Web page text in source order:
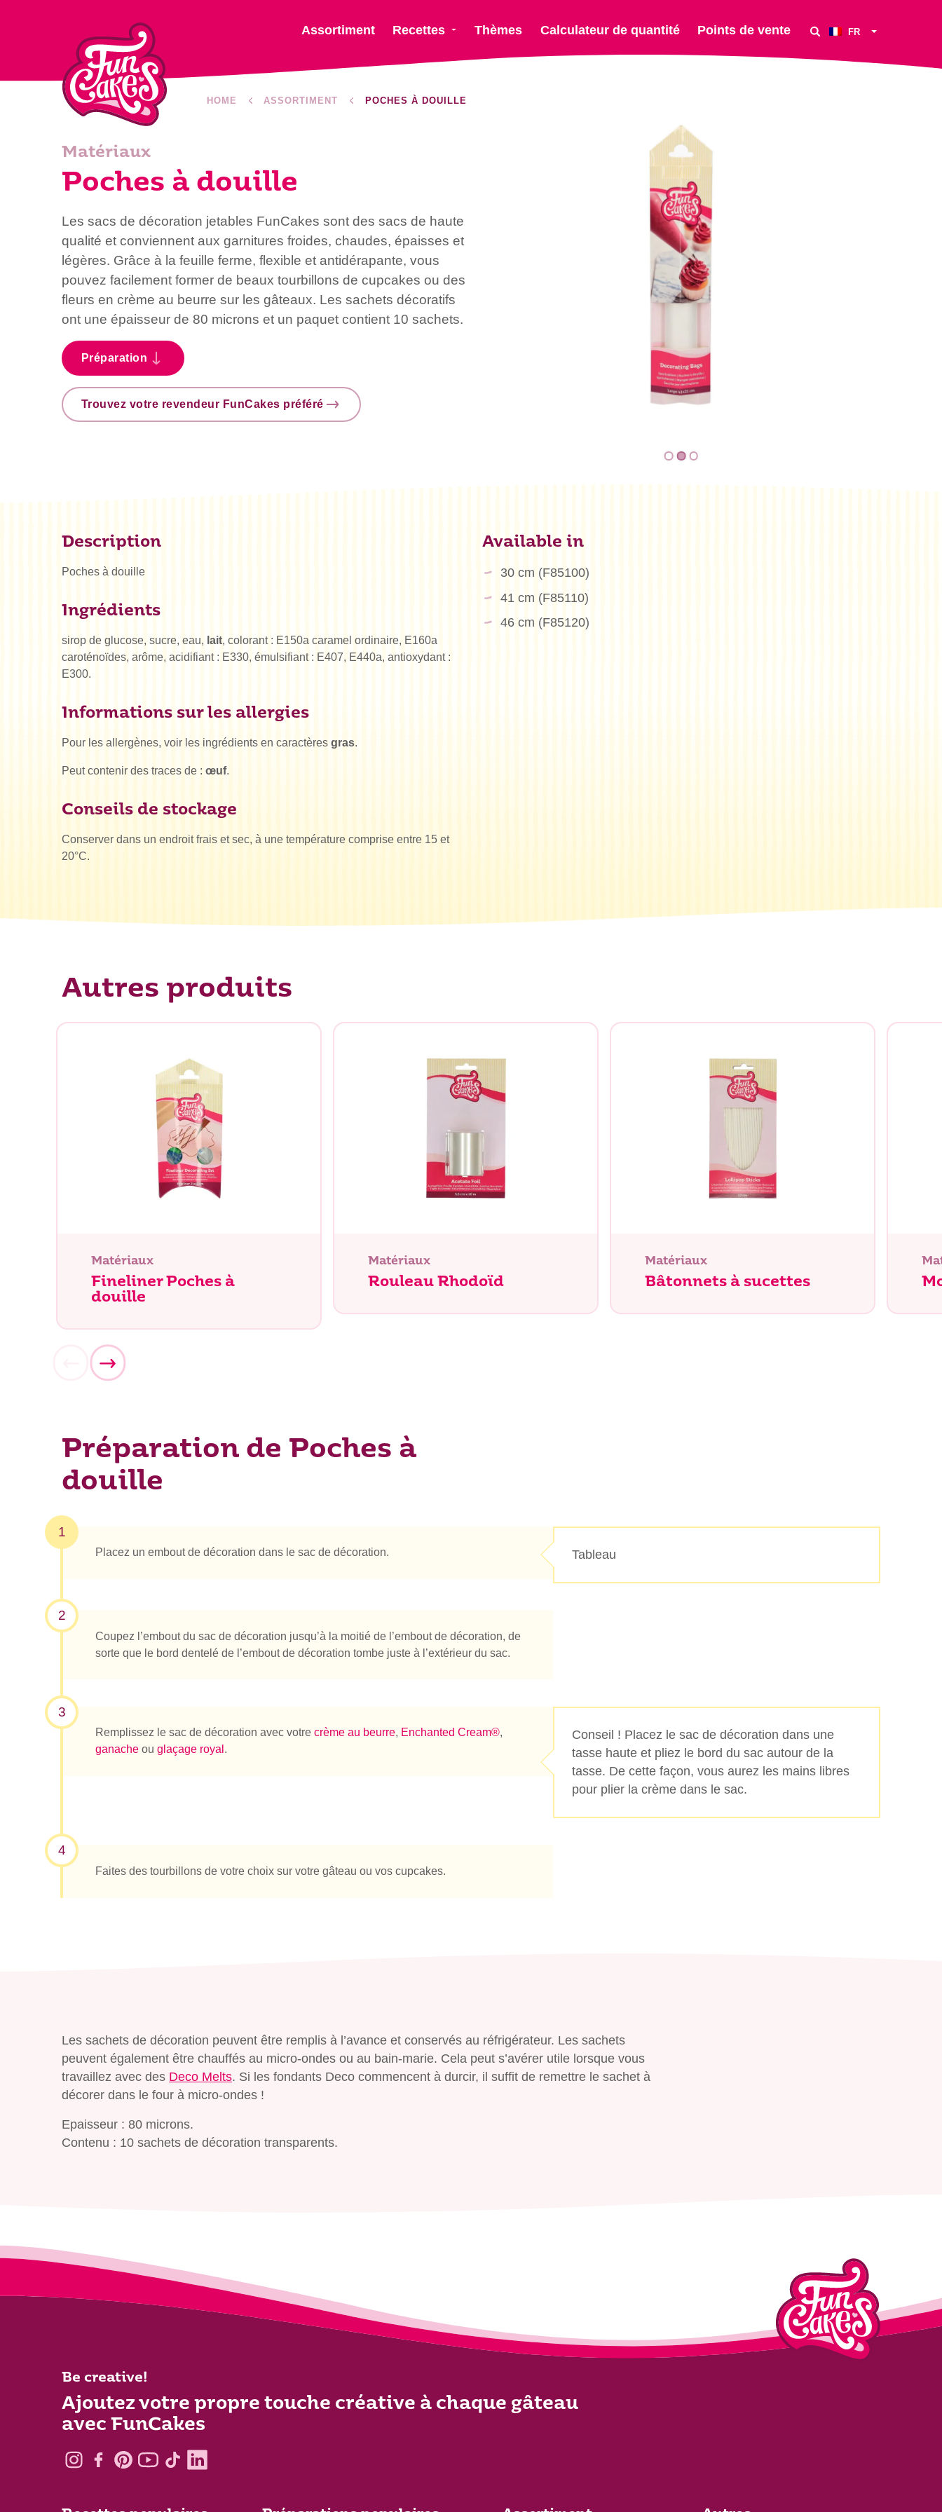
Assortiment Recettes Thèmes Calculateur de quantité Points de vente FR
HOME ASSORTIMENT POCHES À DOUILLE
Matériaux
Poches à douille
Les sacs de décoration jetables FunCakes sont des sacs de haute
qualité et conviennent aux garnitures froides, chaudes, épaisses et
légères. Grâce à la feuille ferme, flexible et antidérapante, vous
pouvez facilement former de beaux tourbillons de cupcakes ou des
fleurs en crème au beurre sur les gâteaux. Les sachets décoratifs
ont une épaisseur de 80 microns et un paquet contient 10 sachets.
Préparation
Trouvez votre revendeur FunCakes préféré
Description
Poches à douille
Ingrédients
sirop de glucose, sucre, eau, lait, colorant : E150a caramel ordinaire, E160a
caroténoïdes, arôme, acidifiant : E330, émulsifiant : E407, E440a, antioxydant :
E300.
Informations sur les allergies
Pour les allergènes, voir les ingrédients en caractères gras.
Peut contenir des traces de : œuf.
Conseils de stockage
Conserver dans un endroit frais et sec, à une température comprise entre 15 et
20°C.
Available in
30 cm (F85100)
41 cm (F85110)
46 cm (F85120)
Autres produits
Matériaux
Fineliner Poches à
douille
Matériaux
Rouleau Rhodoïd
Matériaux
Bâtonnets à sucettes
Préparation de Poches à
douille
1
Placez un embout de décoration dans le sac de décoration. Tableau
2
Coupez l’embout du sac de décoration jusqu’à la moitié de l’embout de décoration, de
sorte que le bord dentelé de l’embout de décoration tombe juste à l’extérieur du sac.
3
Remplissez le sac de décoration avec votre crème au beurre, Enchanted Cream®,
ganache ou glaçage royal .
Conseil ! Placez le sac de décoration dans une
tasse haute et pliez le bord du sac autour de la
tasse. De cette façon, vous aurez les mains libres
pour plier la crème dans le sac.
4
Faites des tourbillons de votre choix sur votre gâteau ou vos cupcakes.
Les sachets de décoration peuvent être remplis à l’avance et conservés au réfrigérateur. Les sachets
peuvent également être chauffés au micro-ondes ou au bain-marie. Cela peut s’avérer utile lorsque vous
travaillez avec des Deco Melts. Si les fondants Deco commencent à durcir, il suffit de remettre le sachet à
décorer dans le four à micro-ondes !
Epaisseur : 80 microns.
Contenu : 10 sachets de décoration transparents.
Be creative!
Ajoutez votre propre touche créative à chaque gâteau
avec FunCakes